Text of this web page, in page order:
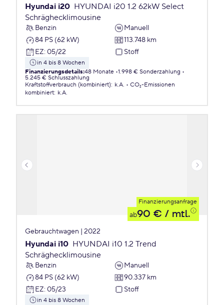
Hyundai i20 HYUNDAI i20 1.2 62kW Select
Schräghecklimousine
Benzin
Manuell
84 PS (62 kW)
113.748 km
EZ: 05/22 Stoff
in 4 bis 8 Wochen
Finanzierungsdetails:48 Monate 1.998 € Sonderzahlung
5.245 € Schlusszahlung
Kraftstoffverbrauch (kombiniert): k.A.
CO₂-Emissionen
kombiniert: k.A.
Finanzierungsanfrage
ab90 € / mtl.
Gebrauchtwagen | 2022
Hyundai i10 HYUNDAI i10 1.2 Trend
Schräghecklimousine
Benzin
Manuell
84 PS (62 kW)
90.337 km
EZ: 05/23 Stoff
in 4 bis 8 Wochen